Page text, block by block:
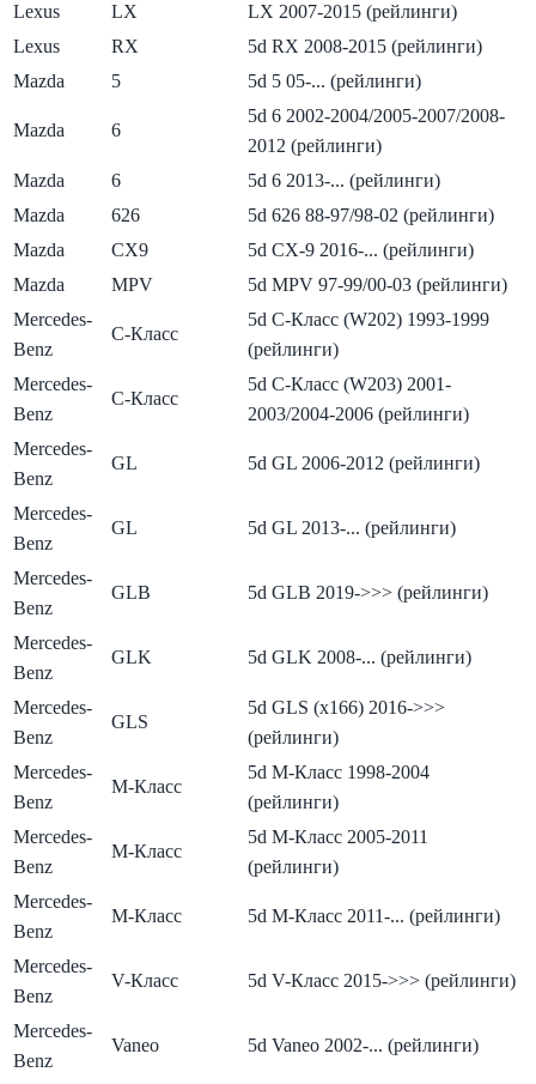
Lexus
LX
LX 2007-2015 (рейлинги)
Lexus
RX
5d RX 2008-2015 (рейлинги)
Mazda
5 5d 5 05-... (рейлинги)
Mazda 6
5d 6 2002-2004/2005-2007/2008-
2012 (рейлинги)
Mazda
6
5d 6 2013-... (рейлинги)
Mazda
626
5d 626 88-97/98-02 (рейлинги)
Mazda
CX9
5d CX-9 2016-... (рейлинги)
Mazda
MPV
5d MPV 97-99/00-03 (рейлинги)
Mercedes-
Benz
C-Класс
5d C-Класс (W202) 1993-1999
(рейлинги)
Mercedes-
Benz
C-Класс
5d C-Класс (W203) 2001-
2003/2004-2006 (рейлинги)
Mercedes-
Benz
GL 5d GL 2006-2012 (рейлинги)
Mercedes-
Benz
GL 5d GL 2013-... (рейлинги)
Mercedes-
Benz
GLB 5d GLB 2019->>> (рейлинги)
Mercedes-
Benz
GLK 5d GLK 2008-... (рейлинги)
Mercedes-
Benz
GLS
5d GLS (x166) 2016->>>
(рейлинги)
Mercedes-
Benz
M-Класс
5d M-Класс 1998-2004
(рейлинги)
Mercedes-
Benz
M-Класс
5d M-Класс 2005-2011
(рейлинги)
Mercedes-
Benz
M-Класс 5d M-Класс 2011-... (рейлинги)
Mercedes-
Benz
V-Класс 5d V-Класс 2015->>> (рейлинги)
Mercedes-
Benz
Vaneo 5d Vaneo 2002-... (рейлинги)